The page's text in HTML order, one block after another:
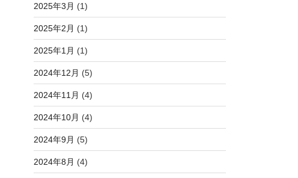
2025年3月 (1)
2025年2月 (1)
2025年1月 (1)
2024年12月 (5)
2024年11月 (4)
2024年10月 (4)
2024年9月 (5)
2024年8月 (4)